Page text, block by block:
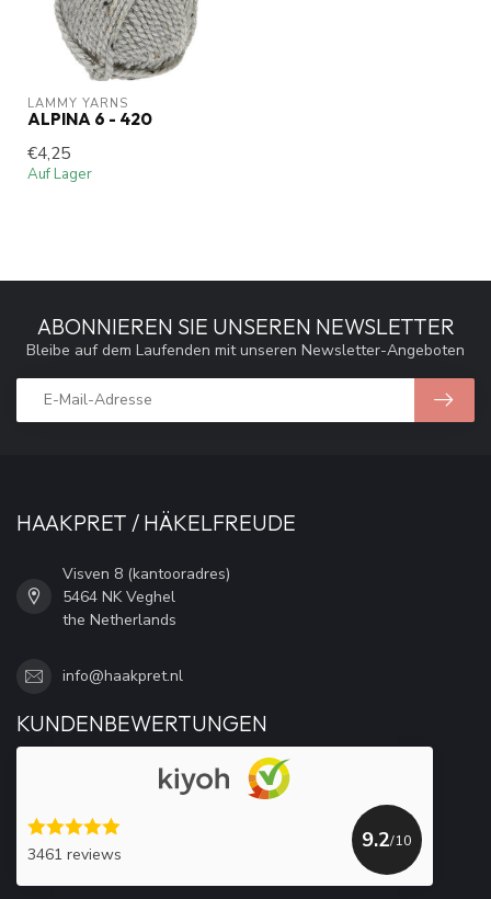
LAMMY YARNS
ALPINA 6 - 420
€4,25
Auf Lager
ABONNIEREN SIE UNSEREN NEWSLETTER
Bleibe auf dem Laufenden mit unseren Newsletter-Angeboten
HAAKPRET / HÄKELFREUDE
Visven 8 (kantooradres)
5464 NK Veghel
the Netherlands
info@haakpret.nl
KUNDENBEWERTUNGEN
3461 reviews
9.2/10